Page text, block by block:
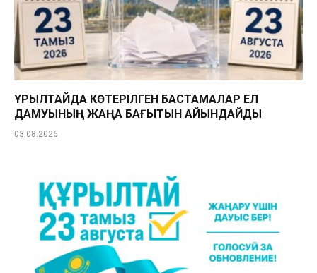
ҚҰРЫЛТАЙДА КӨТЕРІЛГЕН БАСТАМАЛАР ЕЛ
ДАМУЫНЫҢ ЖАҢА БАҒЫТЫН АЙҚЫНДАЙДЫ
03.08.2026